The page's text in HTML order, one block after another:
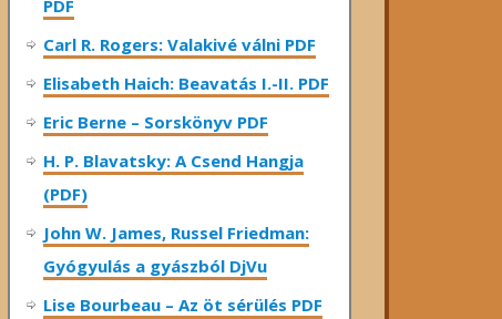
PDF
Carl R. Rogers: Valakivé válni PDF
Elisabeth Haich: Beavatás I.-II. PDF
Eric Berne – Sorskönyv PDF
H. P. Blavatsky: A Csend Hangja
(PDF)
John W. James, Russel Friedman:
Gyógyulás a gyászból DjVu
Lise Bourbeau – Az öt sérülés PDF